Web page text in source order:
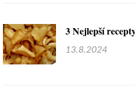
3 Nejlepší
13.8.2024